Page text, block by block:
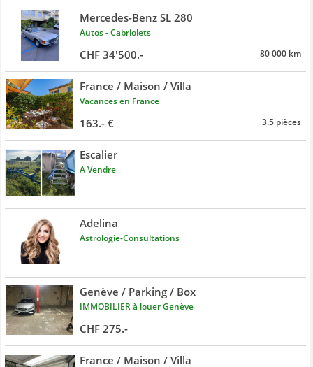
Mercedes-Benz SL 280
Autos - Cabriolets
CHF 34'500.- 80 000 km
France / Maison / Villa
Vacances en France
163.- € 3.5 pièces
Escalier
A Vendre
Adelina
Astrologie-Consultations
Genève / Parking / Box
IMMOBILIER à louer Genève
CHF 275.-
France / Maison / Villa